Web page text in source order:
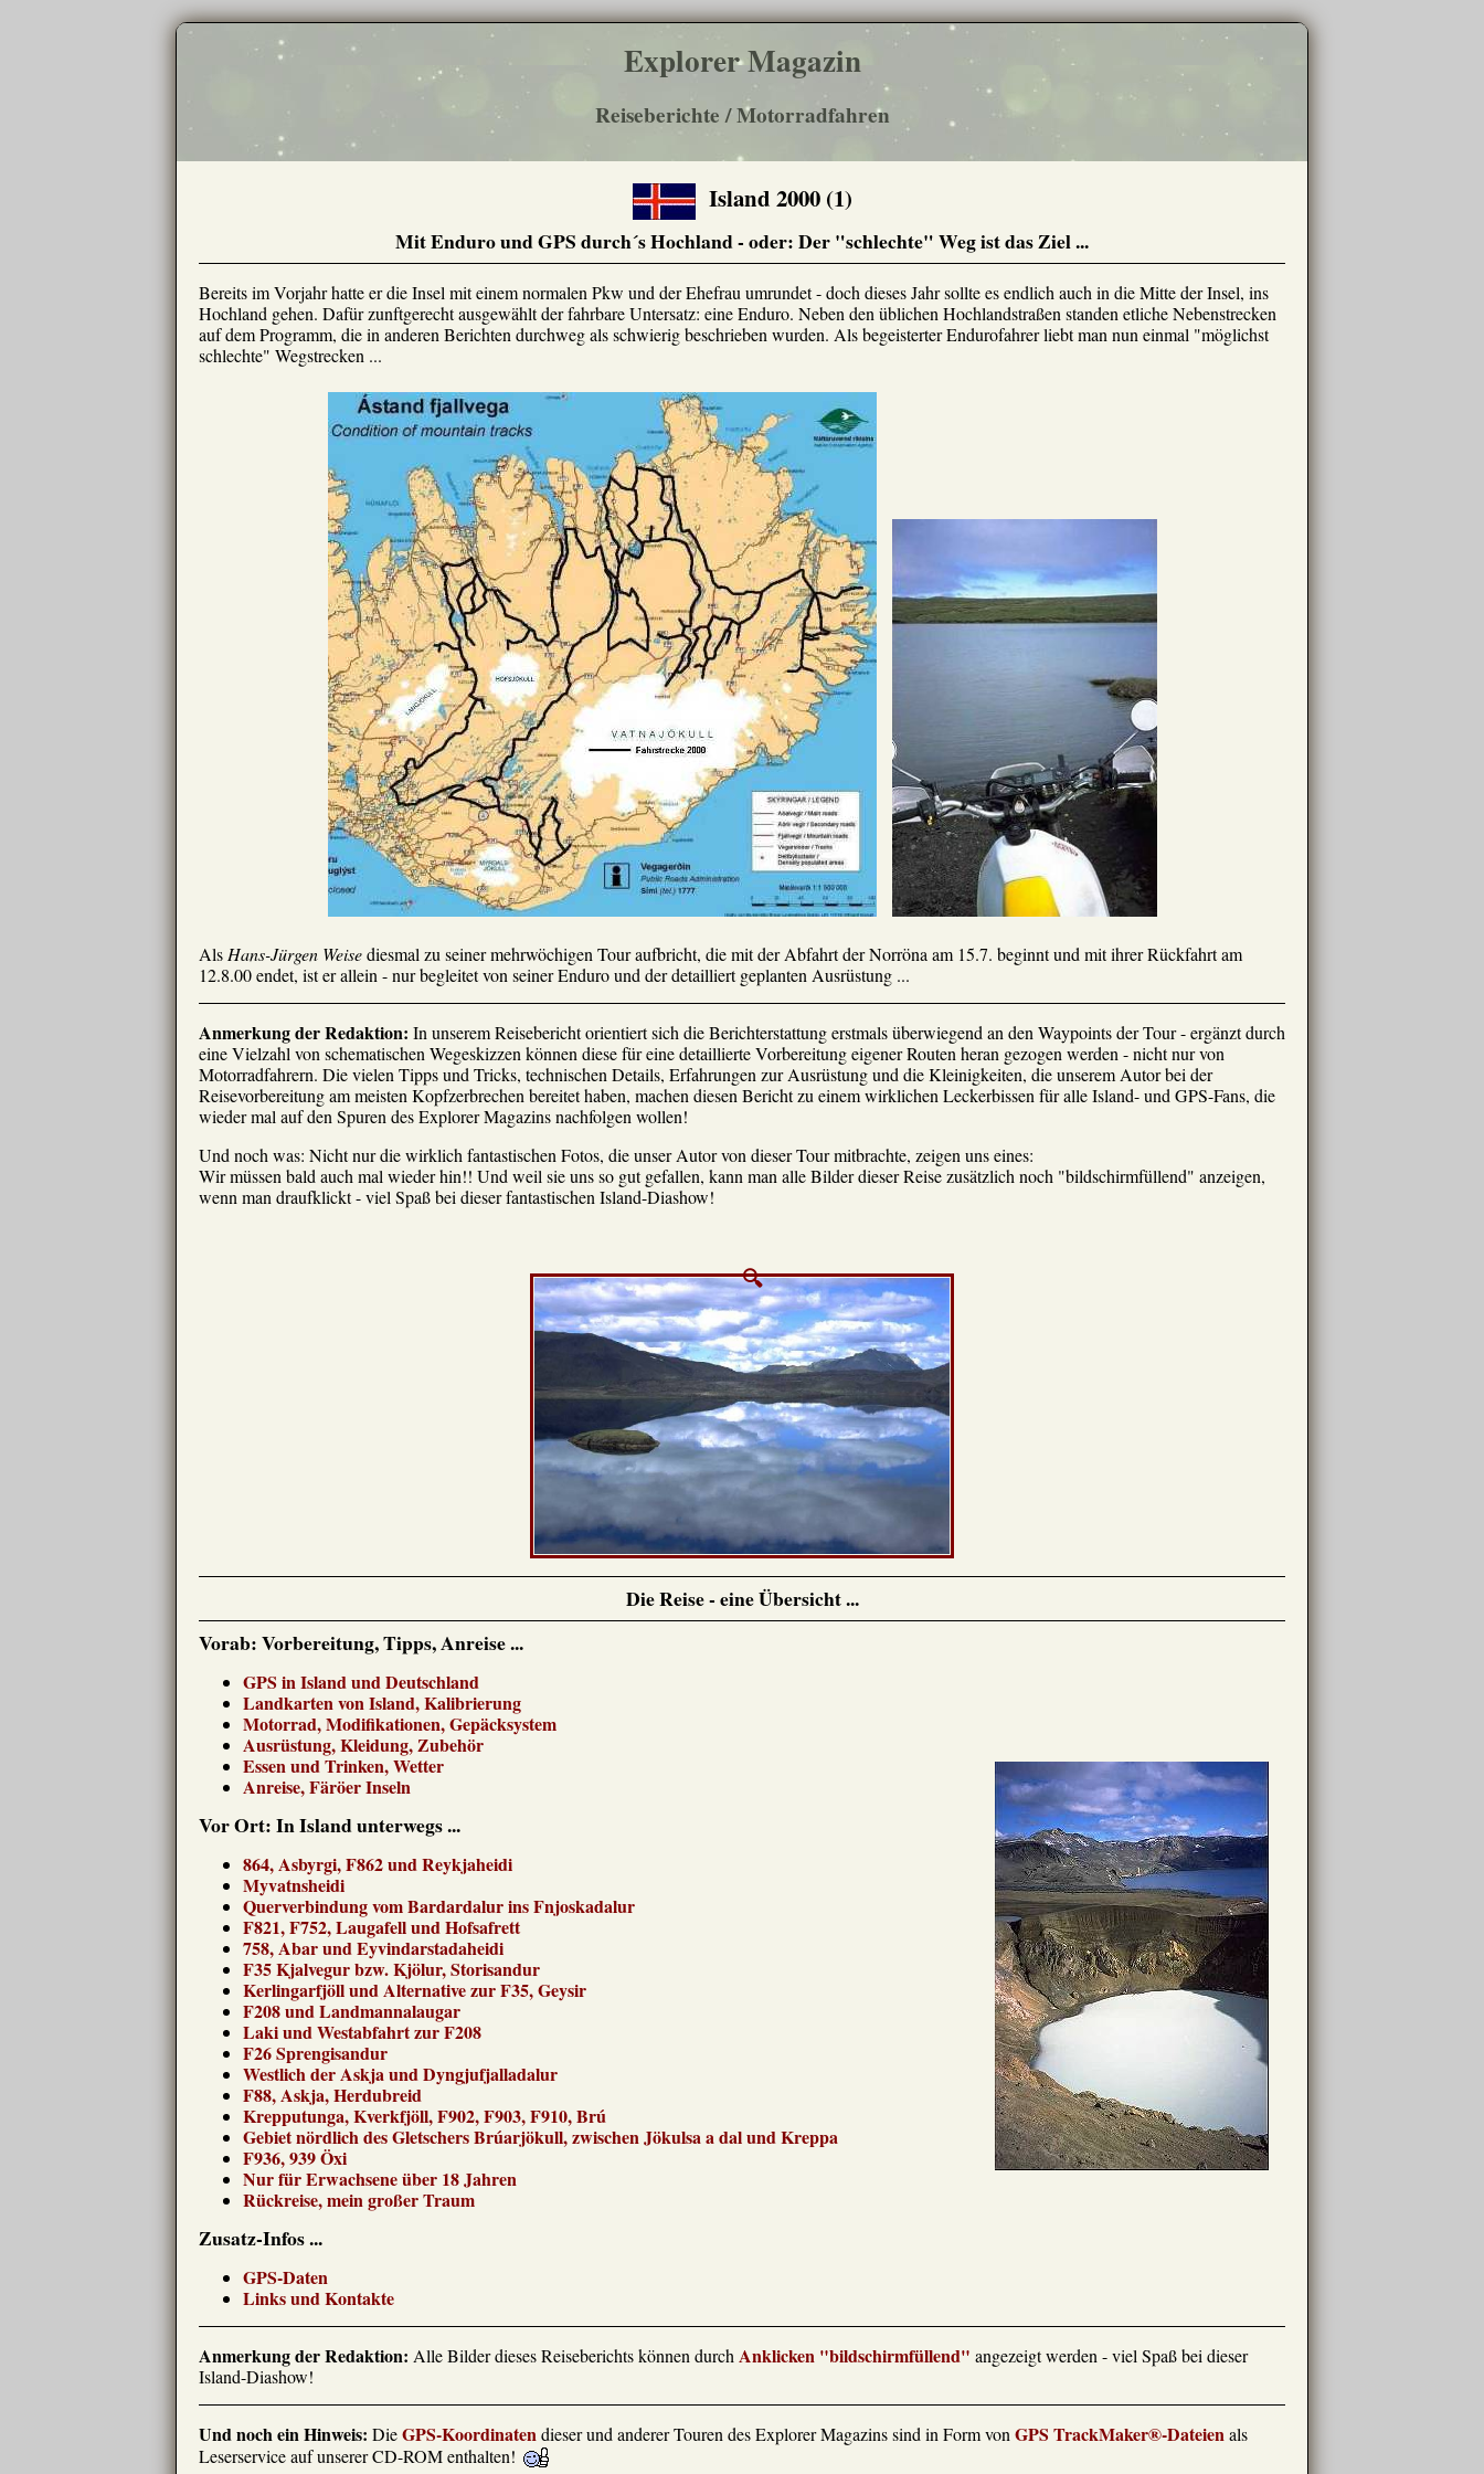
Explorer Magazin
Reiseberichte / Motorradfahren
Island 2000 (1)
Mit Enduro und GPS durch´s Hochland - oder: Der "schlechte" Weg ist das Ziel ...
Bereits im Vorjahr hatte er die Insel mit einem normalen Pkw und der Ehefrau umrundet - doch dieses Jahr sollte es endlich auch in die Mitte der Insel, ins
Hochland gehen. Dafür zunftgerecht ausgewählt der fahrbare Untersatz: eine Enduro. Neben den üblichen Hochlandstraßen standen etliche Nebenstrecken
auf dem Programm, die in anderen Berichten durchweg als schwierig beschrieben wurden. Als begeisterter Endurofahrer liebt man nun einmal "möglichst
schlechte" Wegstrecken ...
Als Hans-Jürgen Weisediesmal zu seiner mehrwöchigen Tour aufbricht, die mit der Abfahrt der Norröna am 15.7. beginnt und mit ihrer Rückfahrt am
12.8.00 endet, ist er allein - nur begleitet von seiner Enduro und der detailliert geplanten Ausrüstung ...
Anmerkung der Redaktion: In unserem Reisebericht orientiert sich die Berichterstattung erstmals überwiegend an den Waypoints der Tour - ergänzt durch
eine Vielzahl von schematischen Wegeskizzen können diese für eine detaillierte Vorbereitung eigener Routen heran gezogen werden - nicht nur von
Motorradfahrern. Die vielen Tipps und Tricks, technischen Details, Erfahrungen zur Ausrüstung und die Kleinigkeiten, die unserem Autor bei der
Reisevorbereitung am meisten Kopfzerbrechen bereitet haben, machen diesen Bericht zu einem wirklichen Leckerbissen für alle Island- und GPS-Fans, die
wieder mal auf den Spuren des Explorer Magazins nachfolgen wollen!
Und noch was: Nicht nur die wirklich fantastischen Fotos, die unser Autor von dieser Tour mitbrachte, zeigen uns eines:
Wir müssen bald auch mal wieder hin!! Und weil sie uns so gut gefallen, kann man alle Bilder dieser Reise zusätzlich noch "bildschirmfüllend" anzeigen,
wenn man draufklickt - viel Spaß bei dieser fantastischen Island-Diashow!
Die Reise - eine Übersicht ...
Vorab: Vorbereitung, Tipps, Anreise ...
GPS in Island und Deutschland
Landkarten von Island, Kalibrierung
Motorrad, Modifikationen, Gepäcksystem
Ausrüstung, Kleidung, Zubehör
Essen und Trinken, Wetter
Anreise, Färöer Inseln
Vor Ort: In Island unterwegs ...
864, Asbyrgi, F862 und Reykjaheidi
Myvatnsheidi
Querverbindung vom Bardardalur ins Fnjoskadalur
F821, F752, Laugafell und Hofsafrett
758, Abar und Eyvindarstadaheidi
F35 Kjalvegur bzw. Kjölur, Storisandur
Kerlingarfjöll und Alternative zur F35, Geysir
F208 und Landmannalaugar
Laki und Westabfahrt zur F208
F26 Sprengisandur
Westlich der Askja und Dyngjufjalladalur
F88, Askja, Herdubreid
Krepputunga, Kverkfjöll, F902, F903, F910, Brú
Gebiet nördlich des Gletschers Brúarjökull, zwischen Jökulsa a dal und Kreppa
F936, 939 Öxi
Nur für Erwachsene über 18 Jahren
Rückreise, mein großer Traum
Zusatz-Infos ...
GPS-Daten
Links und Kontakte
Anmerkung der Redaktion: Alle Bilder dieses Reiseberichts können durch Anklicken "bildschirmfüllend" angezeigt werden - viel Spaß bei dieser
Island-Diashow!
Und noch ein Hinweis: DieGPS-Koordinatendieser und anderer Touren des Explorer Magazins sind in Form von GPS TrackMaker®-Dateienals
Leserservice auf unserer CD-ROM enthalten!